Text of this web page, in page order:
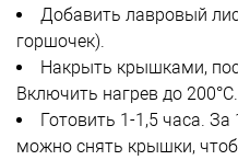
Добавить лавровый
горшочек).
Накрыть крышками,
Включить нагрев до 200°C.
Готовить 1-1,5 часа.
можно снять крышки,